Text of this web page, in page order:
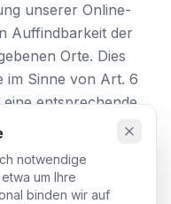
unserer Online-
Auffindbarkeit der
Orte. Dies
im Sinne von Art. 6
eine entsprechende
die
1 TDDDG,
von Cookies
notwendige
um Ihre
binden wir auf